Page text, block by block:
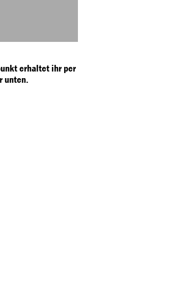
erhaltet ihr per
unten.